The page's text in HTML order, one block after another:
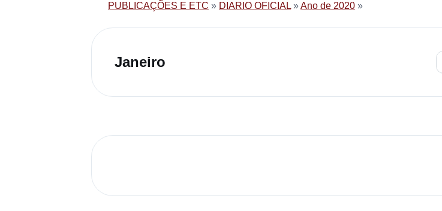
PUBLICAÇÕES E ETC » DIARIO OFICIAL»Ano de 2020»
Janeiro